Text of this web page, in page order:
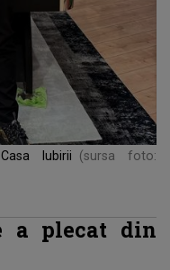
Iubirii
(sursa foto:
a plecat din